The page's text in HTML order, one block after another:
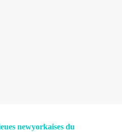
newyorkaises du